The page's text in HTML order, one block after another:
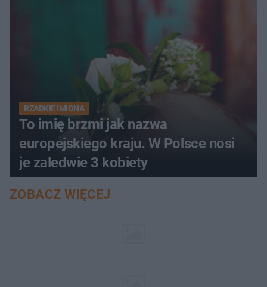
RZADKIE IMIONA
To imię brzmi jak nazwa
europejskiego kraju. W Polsce nosi
je zaledwie 3 kobiety
ZOBACZ WIĘCEJ